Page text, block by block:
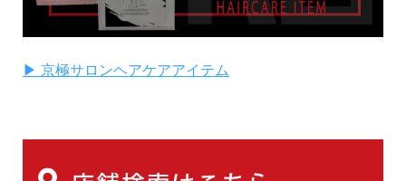
▶ 京極サロンヘアケアアイテム